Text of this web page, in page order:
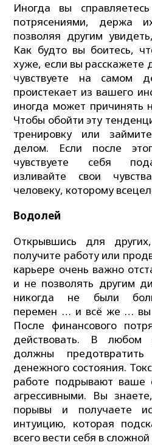
Иногда вы
потрясениями, держа
позволяя другим
Как будто вы боитесь,
хуже, если вы расскажете
чувствуете на самом
проистекает из вашего
иногда может причинять
Чтобы обойти эту
тренировку или
делом. Если после
чувствуете себя
изливайте свои
человеку, которому
Водолей
Открывшись для
получите работу или
карьере очень важно
и не позволять другим
никогда не были
перемен … и всё же … вы
После финансового
действовать. В любом
должны
денежного состояния.
работе подрывают ваше
агрессивными. Вы
порывы и получаете
интуицию, которая
всего вести себя в